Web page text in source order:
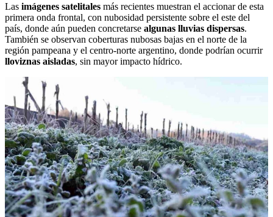
Las imágenes satelitales más recientes muestran el accionar de esta
primera onda frontal, con nubosidad persistente sobre el este del
país, donde aún pueden concretarse algunas lluvias dispersas.
También se observan coberturas nubosas bajas en el norte de la
región pampeana y el centro-norte argentino, donde podrían ocurrir
lloviznas aisladas, sin mayor impacto hídrico.